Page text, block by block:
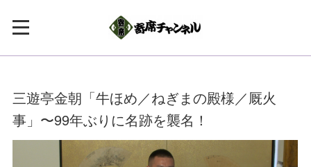
三遊亭金朝「牛ほめ／ねぎまの殿様／厩火
事」〜99年ぶりに名跡を襲名！